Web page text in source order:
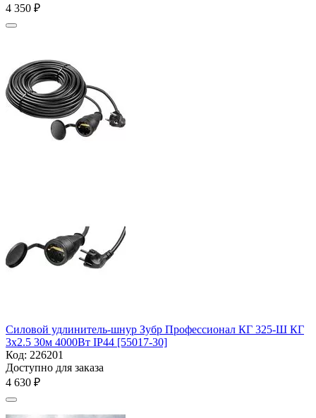
4 350 ₽
Силовой удлинитель-шнур Зубр Профессионал КГ 325-Ш КГ
3х2.5 30м 4000Вт IP44 [55017-30]
Код: 226201
Доступно для заказа
4 630 ₽